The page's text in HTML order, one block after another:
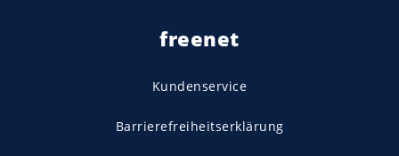
freenet
Kundenservice
Barrierefreiheitserklärung